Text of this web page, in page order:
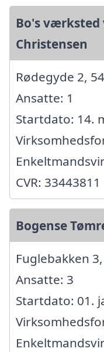
Bo's værksted
Christensen
Rødegyde 2,
Ansatte: 1
Startdato: 14.
CVR: 33443811
Bogense
Fuglebakken
Ansatte: 3
Startdato: 01.